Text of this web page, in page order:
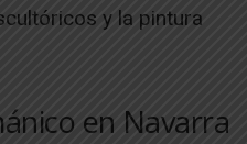
y la pintura
en Navarra